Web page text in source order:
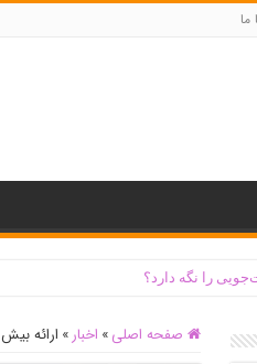
را نگه دارد؟
صفحه اصلی » اخبار » ارائه بیش از ۱۸ هزار مشاوره پیش از